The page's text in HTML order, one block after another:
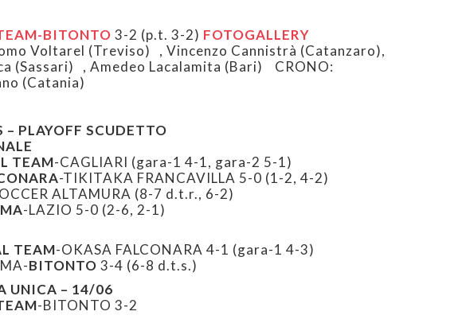
BITONTO 3-2 (p.t. 3-2) FOTOGALLERY
Voltarel (Treviso) , Vincenzo Cannistrà (Catanzaro),
(Sassari) , Amedeo Lacalamita (Bari) CRONO:
(Catania)
– PLAYOFF SCUDETTO
TEAM-CAGLIARI (gara-1 4-1, gara-2 5-1)
-TIKITAKA FRANCAVILLA 5-0 (1-2, 4-2)
ALTAMURA (8-7 d.t.r., 6-2)
-LAZIO 5-0 (2-6, 2-1)
TEAM-OKASA FALCONARA 4-1 (gara-1 4-3)
BITONTO 3-4 (6-8 d.t.s.)
UNICA – 14/06
-BITONTO 3-2